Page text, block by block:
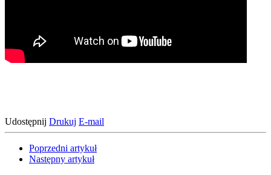
Udostępnij Drukuj E-mail
Poprzedni artykuł
Następny artykuł